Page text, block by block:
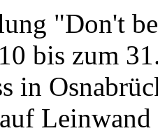
"Don't
bis zum
in
Leinwand